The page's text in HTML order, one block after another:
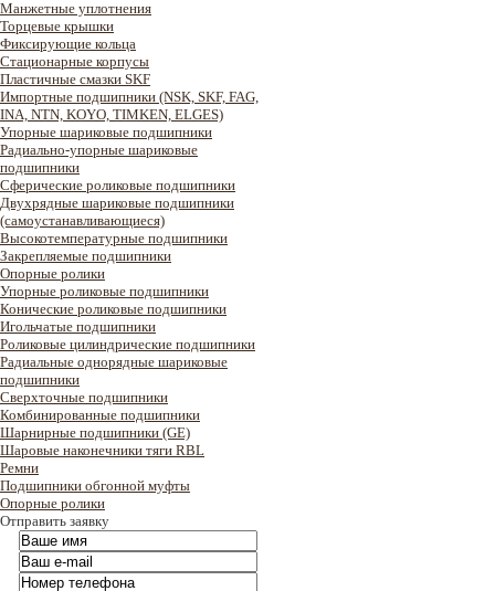
Манжетные уплотнения
Торцевые крышки
Фиксирующие кольца
Стационарные корпусы
Пластичные смазки SKF
Импортные подшипники (NSK, SKF, FAG,
INA, NTN, KOYO, TIMKEN, ELGES)
Упорные шариковые подшипники
Радиально-упорные шариковые
подшипники
Сферические роликовые подшипники
Двухрядные шариковые подшипники
(самоустанавливающиеся)
Высокотемпературные подшипники
Закрепляемые подшипники
Опорные ролики
Упорные роликовые подшипники
Конические роликовые подшипники
Игольчатые подшипники
Роликовые цилиндрические подшипники
Радиальные однорядные шариковые
подшипники
Сверхточные подшипники
Комбинированные подшипники
Шарнирные подшипники (GE)
Шаровые наконечники тяги RBL
Ремни
Подшипники обгонной муфты
Опорные ролики
Отправить заявку